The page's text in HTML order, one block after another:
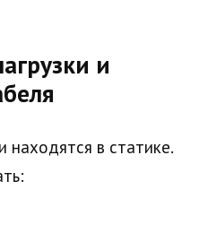
и
находятся в статике.